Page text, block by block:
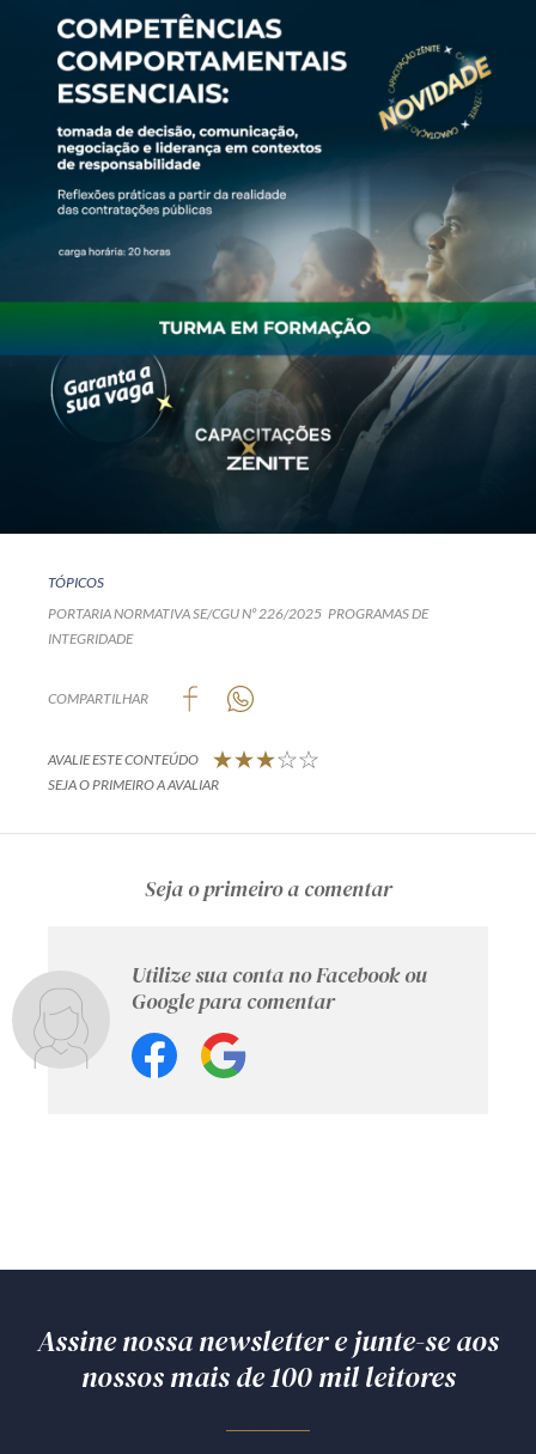
TÓPICOS
PORTARIA NORMATIVA SE/CGU Nº 226/2025 PROGRAMAS DE
INTEGRIDADE
COMPARTILHAR
AVALIE ESTE CONTEÚDO
SEJA O PRIMEIRO A AVALIAR
Seja o primeiro a comentar
Utilize sua conta no Facebook ou
Google para comentar
Assine nossa newsletter e junte-se aos
nossos mais de 100 mil leitores